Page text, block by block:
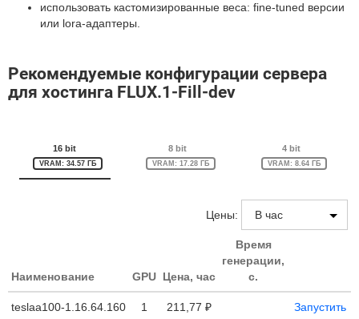
использовать кастомизированные веса: fine-tuned версии
или lora-адаптеры.
Рекомендуемые конфигурации сервера
для хостинга FLUX.1-Fill-dev
16 bit
VRAM: 34.57 ГБ
8 bit
VRAM: 17.28 ГБ
4 bit
VRAM: 8.64 ГБ
Цены:
Наименование GPU Цена, час
Время
генерации,
с.
teslaa100-1.16.64.160 1 211,77 ₽ Запустить